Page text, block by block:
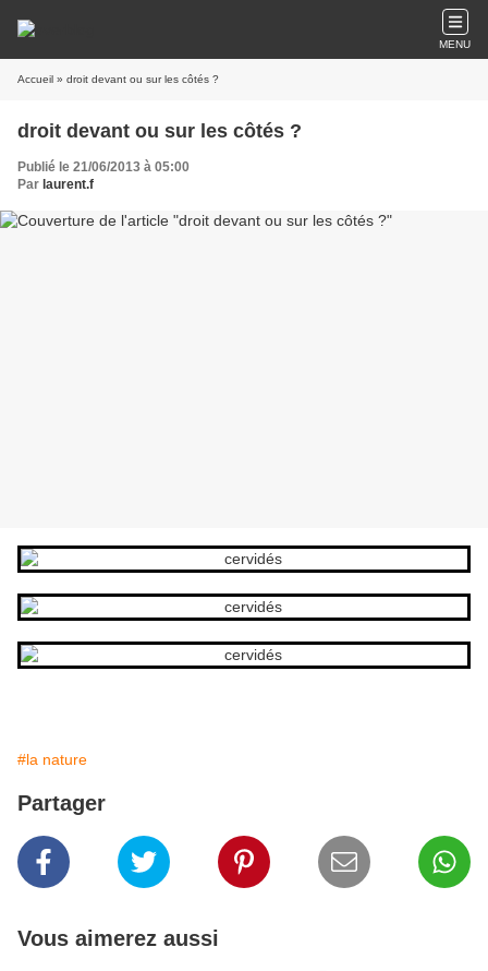
MENU
Accueil » droit devant ou sur les côtés ?
droit devant ou sur les côtés ?
Publié le 21/06/2013 à 05:00
Par laurent.f
#la nature
Partager
Vous aimerez aussi